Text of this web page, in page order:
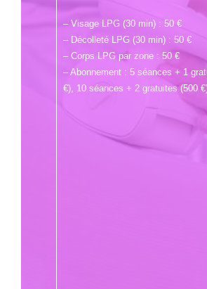
– Visage LPG (30 min) : 50 €
– Décolleté LPG (30 min) : 50 €
– Corps LPG par zone : 50 €
– Abonnement : 5 séances + 1
€), 10 séances + 2 gratuites (500